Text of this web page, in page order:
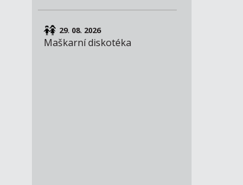
29. 08. 2026
Maškarní diskotéka